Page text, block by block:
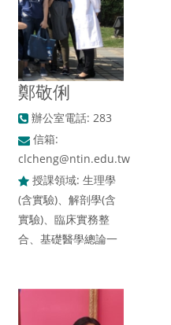
鄭敬俐
辦公室電話: 283
信箱:
clcheng@ntin.edu.tw
授課領域: 生理學
(含實驗)、解剖學(含
實驗)、臨床實務整
合、基礎醫學總論一